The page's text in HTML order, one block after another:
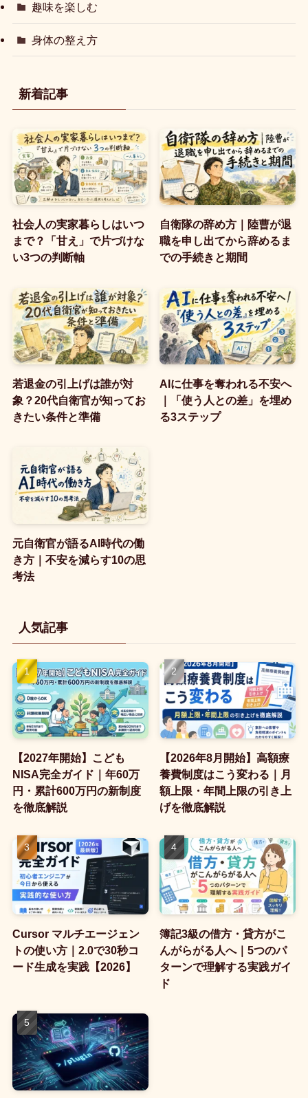
趣味を楽しむ
身体の整え方
新着記事
社会人の実家暮らしはいつ
まで？「甘え」で片づけな
い3つの判断軸
自衛隊の辞め方｜陸曹が退
職を申し出てから辞めるま
での手続きと期間
若退金の引上げは誰が対
象？20代自衛官が知ってお
きたい条件と準備
AIに仕事を奪われる不安へ
｜「使う人との差」を埋め
る3ステップ
元自衛官が語るAI時代の働
き方｜不安を減らす10の思
考法
人気記事
【2027年開始】こども
NISA完全ガイド｜年60万
円・累計600万円の新制度
を徹底解説
【2026年8月開始】高額療
養費制度はこう変わる｜月
額上限・年間上限の引き上
げを徹底解説
Cursor マルチエージェン
トの使い方｜2.0で30秒コ
ード生成を実践【2026】
簿記3級の借方・貸方がこ
んがらがる人へ｜5つのパ
ターンで理解する実践ガイ
ド